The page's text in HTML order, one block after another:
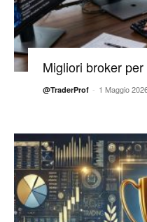
Migliori broker
@TraderProf - 1 Maggio